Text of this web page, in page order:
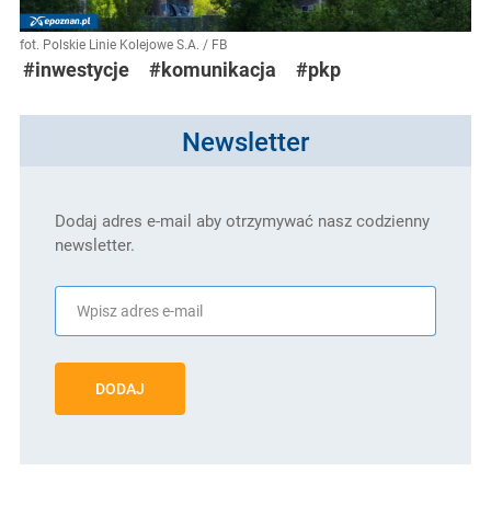
fot. Polskie Linie Kolejowe S.A. / FB
#inwestycje #komunikacja #pkp
Newsletter
Dodaj adres e-mail aby otrzymywać nasz codzienny
newsletter.
DODAJ